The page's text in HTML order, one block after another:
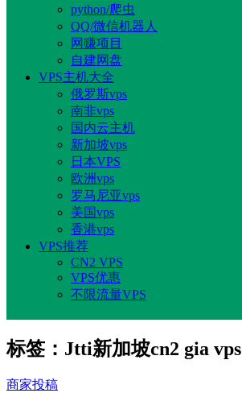
python/爬虫
QQ/微信机器人
网赚项目
自建网盘
VPS主机大全
俄罗斯vps
南非vps
国内云主机
新加坡vps
日本VPS
欧洲vps
罗马尼亚vps
美国vps
香港vps
VPS推荐
CN2 VPS
VPS优惠
不限流量VPS
标签：Jtti新加坡cn2 gia vps
商家投稿